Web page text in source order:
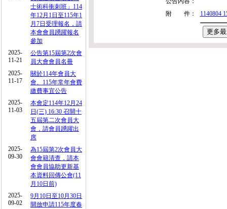
士術科衝刺班」114
年12月1日至115年1
月7日受理報名，請
本會會員踴躍報名
參加
2025-
11-21
公告第15屆第2次會
員大會會員名冊
2025-
11-17
關於114年會員大
會、115年常年會費
繳費事宜公告
2025-
11-03
本會定114年12月24
日(三) 16:30 召開十
五屆第二次會員大
會，請會員踴躍出
席
2025-
09-30
為15屆第2次會員大
會會籍清查，請本
會會員協助更新基
本資料回傳公會(11
月10日前)
2025-
09-02
9月10日至10月30日
開放申請115年度春
附 件：
1140804